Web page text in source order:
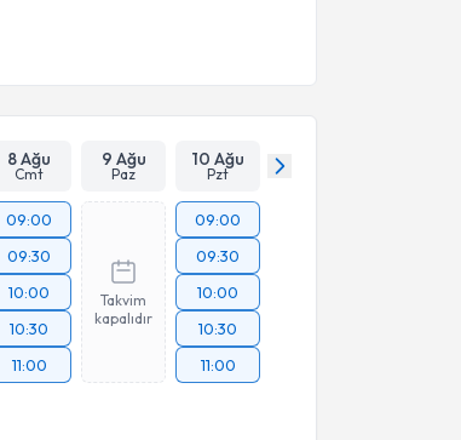
8 Ağu
Cmt
9 Ağu
Paz
10 Ağu
Pzt
09:00
09:30
10:00
10:30
11:00
Takvim
kapalıdır
09:00
09:30
10:00
10:30
11:00